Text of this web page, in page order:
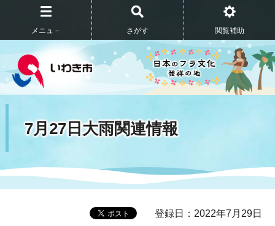
メニュ－ さがす 閲覧補助
7月27日大雨関連情報
登録日：2022年7月29日